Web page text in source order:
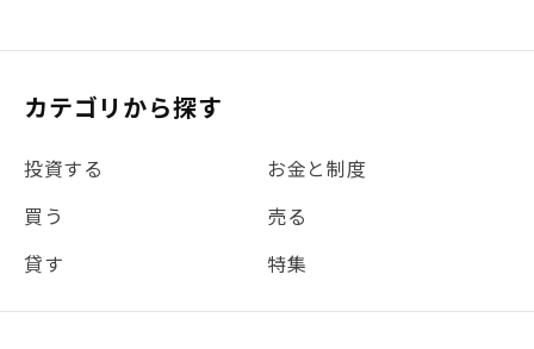
カテゴリから探す
投資する
お金と制度
買う
売る
貸す
特集